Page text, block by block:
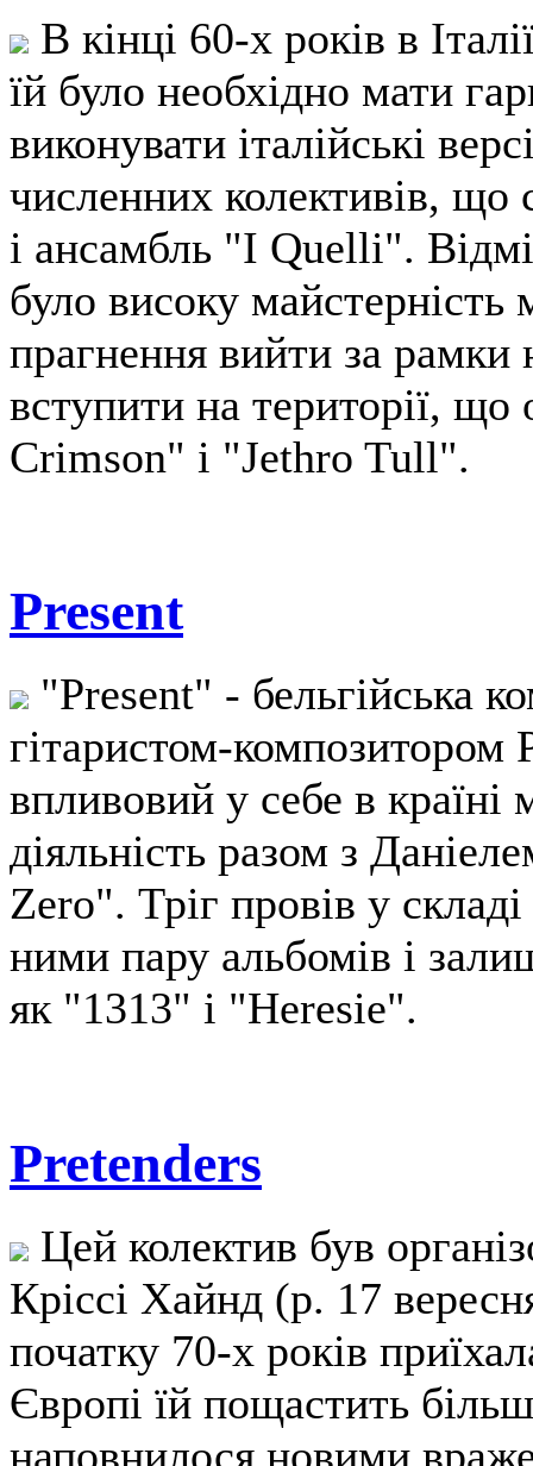
В кінці 60-х років в
їй було необхідно мати
виконувати італійські
численних колективів, що
і ансамбль "I Quelli".
було високу майстерність
прагнення вийти за
вступити на території,
Crimson" і "Jethro Tull".
Present
"Present" - бельгійська
гітаристом-
впливовий у себе в
діяльність разом з
Zero". Тріг провів у
ними пару альбомів і
як "1313" і "Heresie".
Pretenders
Цей колектив був
Кріссі Хайнд (р. 17
початку 70-х років
Європі їй пощастить
наповнилося новими